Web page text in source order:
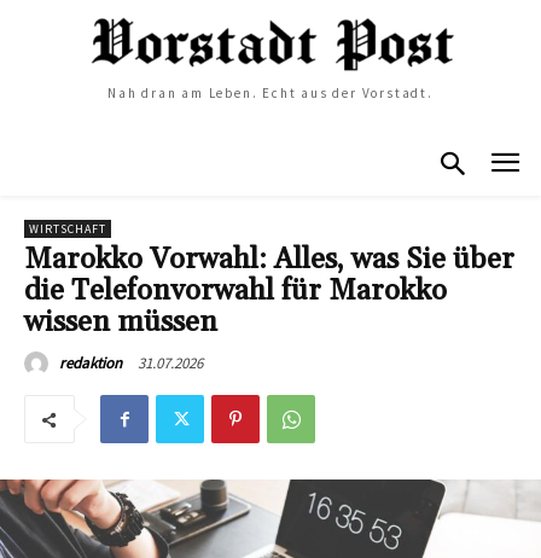
Nah dran am Leben. Echt aus der Vorstadt.
WIRTSCHAFT
Marokko Vorwahl: Alles, was Sie über
die Telefonvorwahl für Marokko
wissen müssen
redaktion 31.07.2026